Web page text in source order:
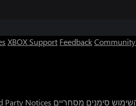
XBOX Support Feedback
סימנים מסחריים Party Notices